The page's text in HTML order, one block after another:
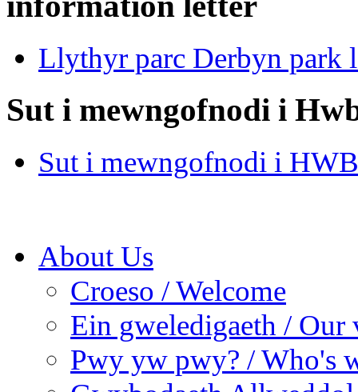
Llythyr parc Derbyn park
Sut i mewngofnodi i
Sut i mewngofnodi i
About Us
Croeso / Welcome
Ein gweledigaeth / Our
Pwy yw pwy? / Who's